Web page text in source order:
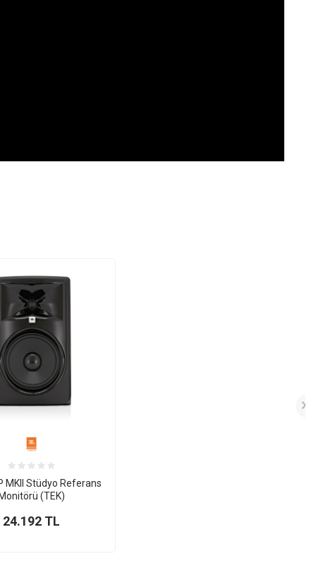
MKII Stüdyo Referans
(TEK)
24.192 TL